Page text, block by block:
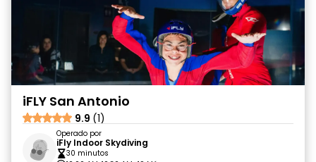
iFLY San Antonio
9.9 (1)
Operado por
iFly Indoor Skydiving
30 minutos